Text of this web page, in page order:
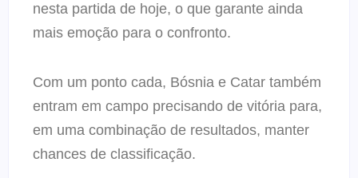
nesta partida de hoje, o que garante ainda
mais emoção para o confronto.
Com um ponto cada, Bósnia e Catar também
entram em campo precisando de vitória para,
em uma combinação de resultados, manter
chances de classificação.